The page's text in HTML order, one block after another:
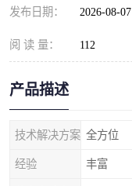
发布日期： 2026-08-07
阅 读 量： 112
产品描述
技术解决方案 全方位
经验 丰富